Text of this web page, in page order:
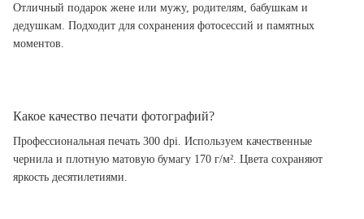
Отличный подарок жене или мужу, родителям, бабушкам и
дедушкам. Подходит для сохранения фотосессий и памятных
моментов.
Какое качество печати фотографий?
Профессиональная печать 300 dpi. Используем качественные
чернила и плотную матовую бумагу 170 г/м². Цвета сохраняют
яркость десятилетиями.